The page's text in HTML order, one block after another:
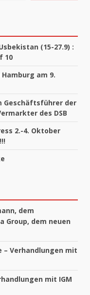
(15-27.9) :
10
am 9.
Geschäftsführer der
des DSB
2.-4. Oktober
dem
Group, dem neuen
– Verhandlungen mit
mit IGM